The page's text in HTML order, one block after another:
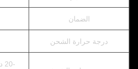
الضمان
درجة حرارة الشحن